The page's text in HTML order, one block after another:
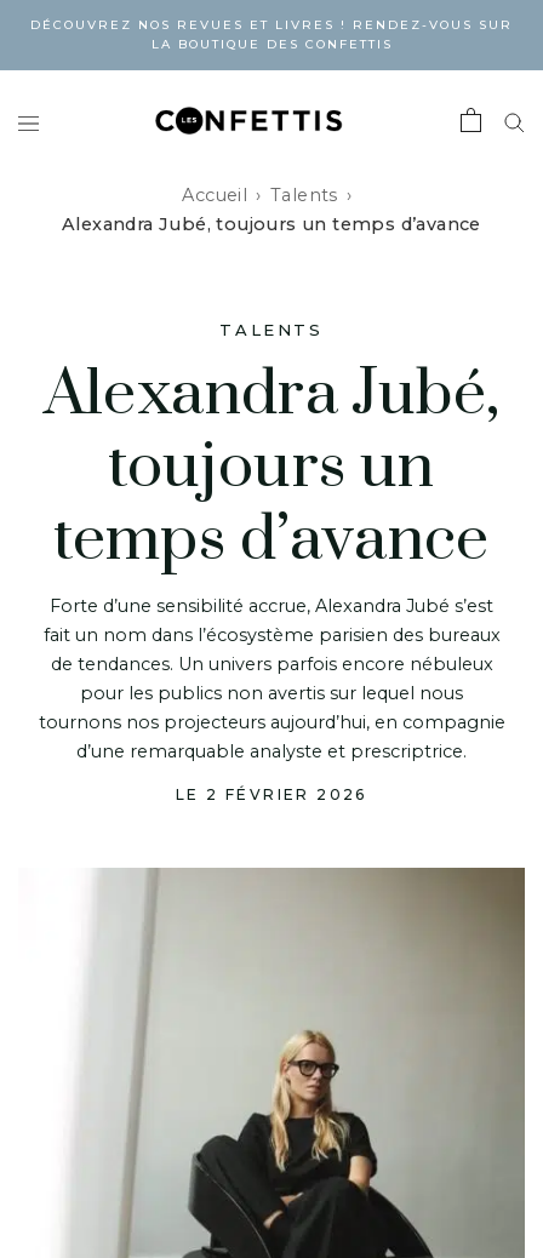
DÉCOUVREZ NOS REVUES ET LIVRES ! RENDEZ-VOUS SUR
LA BOUTIQUE DES CONFETTIS
Accueil
Talents
Alexandra Jubé, toujours un temps d’avance
TALENTS
Alexandra Jubé,
toujours un
temps d’avance
Forte d’une sensibilité accrue, Alexandra Jubé s’est
fait un nom dans l’écosystème parisien des bureaux
de tendances. Un univers parfois encore nébuleux
pour les publics non avertis sur lequel nous
tournons nos projecteurs aujourd’hui, en compagnie
d’une remarquable analyste et prescriptrice.
LE 2 FÉVRIER 2026